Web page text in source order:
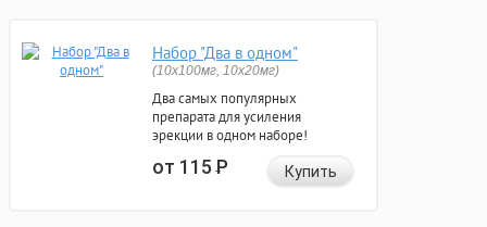
Набор "Два в одном"
(10x100мг, 10x20мг)
Два самых популярных
препарата для усиления
эрекции в одном наборе!
от 115Р Купить